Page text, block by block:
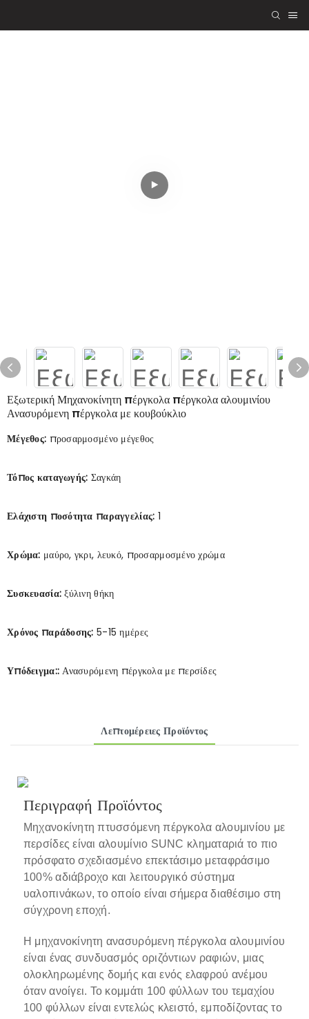
Εξωτερική Μηχανοκίνητη πέργκολα πέργκολα αλουμινίου
Ανασυρόμενη πέργκολα με κουβούκλιο
Μέγεθος: προσαρμοσμένο μέγεθος
Τόπος καταγωγής: Σαγκάη
Ελάχιστη ποσότητα παραγγελίας: 1
Χρώμα: μαύρο, γκρι, λευκό, προσαρμοσμένο χρώμα
Συσκευασία:ξύλινη θήκη
Χρόνος παράδοσης:5-15 ημέρες
Υπόδειγμα::Ανασυρόμενη πέργκολα με περσίδες
Λεπτομέρειες Προϊόντος
Περιγραφή Προϊόντος
Μηχανοκίνητη πτυσσόμενη πέργκολα αλουμινίου με
περσίδεςείναι αλουμίνιο SUNC κληματαριά το πιο
πρόσφατο σχεδιασμένο επεκτάσιμο μεταφράσιμο
100% αδιάβροχο και λειτουργικό σύστημα
υαλοπινάκων, το οποίο είναι σήμερα διαθέσιμο στη
σύγχρονη εποχή.
Η μηχανοκίνητη ανασυρόμενη πέργκολα αλουμινίου
είναι ένας συνδυασμός οριζόντιων ραφιών, μιας
ολοκληρωμένης δομής και ενός ελαφρού ανέμου
όταν ανοίγει. Το κομμάτι 100 φύλλων του τεμαχίου
100 φύλλων είναι εντελώς κλειστό, εμποδίζοντας το